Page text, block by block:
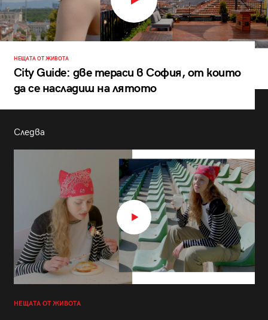
НЕЩАТА ОТ ЖИВОТА
City Guide: две тераси в София, от които
да се насладиш на лятото
Следва
НЕЩАТА ОТ ЖИВОТА